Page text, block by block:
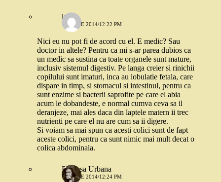
larisa
17 IUNIE 2014/12:22 PM
Nici eu nu pot fi de acord cu el. E medic? Sau
doctor in altele? Pentru ca mi s-ar parea dubios ca
un medic sa sustina ca toate organele sunt mature,
inclusiv sistemul digestiv. Pe langa creier si rinichii
copilului sunt imaturi, inca au lobulatie fetala, care
dispare in timp, si stomacul si intestinul, pentru ca
sunt enzime si bacterii saprofite pe care el abia
acum le dobandeste, e normal cumva ceva sa il
deranjeze, mai ales daca din laptele matern ii trec
nutrienti pe care el nu are cum sa ii digere.
Si voiam sa mai spun ca acesti colici sunt de fapt
aceste colici, pentru ca sunt nimic mai mult decat o
colica abdominala.
Printesa Urbana
17 IUNIE 2014/12:24 PM